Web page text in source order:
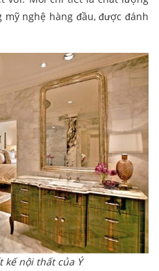
nghệ hàng đầu, được đánh
kế nội thất của Ý